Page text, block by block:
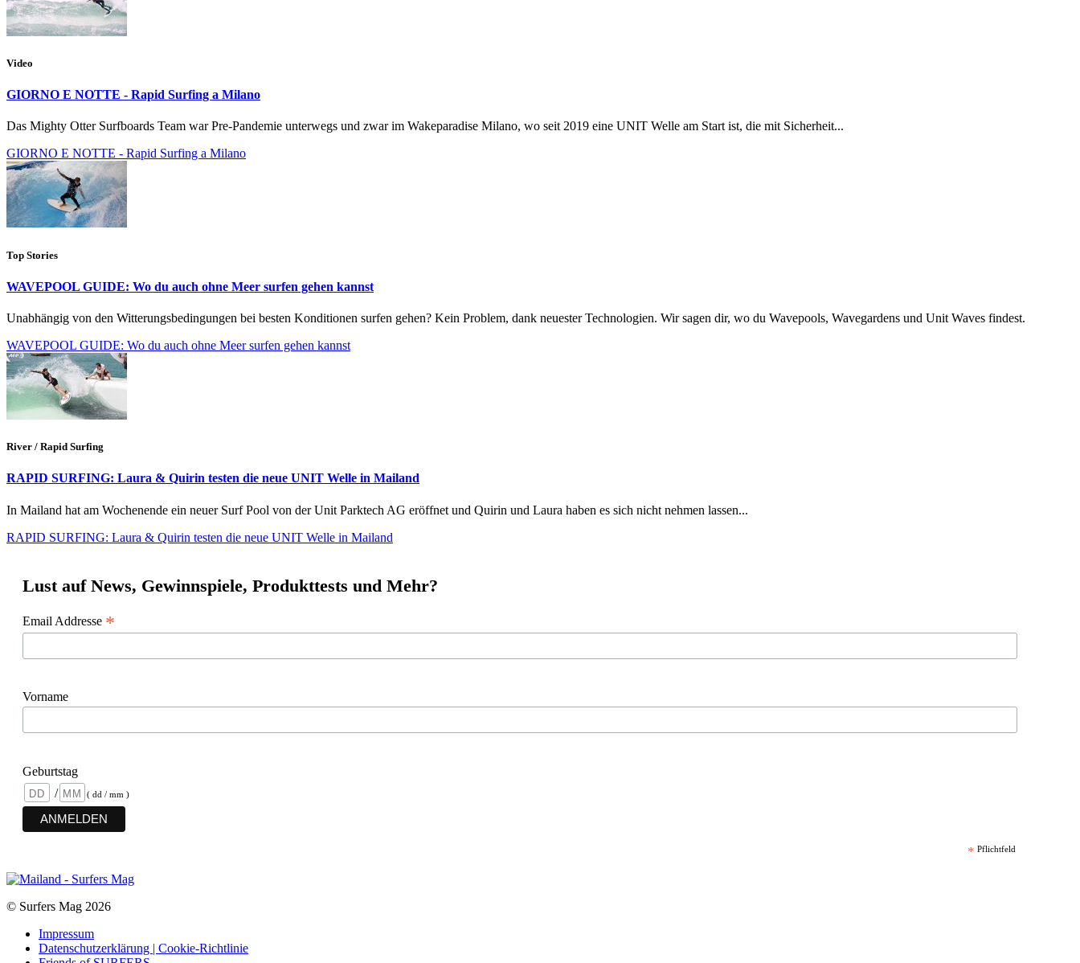
Video
GIORNO E NOTTE - Rapid Surfing a Milano
Das Mighty Otter Surfboards Team war Pre-Pandemie unterwegs und zwar im Wakeparadise Milano, wo seit 2019 eine UNIT Welle am Start ist, die mit Sicherheit...
GIORNO E NOTTE - Rapid Surfing a Milano
Top Stories
WAVEPOOL GUIDE: Wo du auch ohne Meer surfen gehen kannst
Unabhängig von den Witterungsbedingungen bei besten Konditionen surfen gehen? Kein Problem, dank neuester Technologien. Wir sagen dir, wo du Wavepools, Wavegardens und Unit Waves findest.
WAVEPOOL GUIDE: Wo du auch ohne Meer surfen gehen kannst
River / Rapid Surfing
RAPID SURFING: Laura & Quirin testen die neue UNIT Welle in Mailand
In Mailand hat am Wochenende ein neuer Surf Pool von der Unit Parktech AG eröffnet und Quirin und Laura haben es sich nicht nehmen lassen...
RAPID SURFING: Laura & Quirin testen die neue UNIT Welle in Mailand
Lust auf News, Gewinnspiele, Produkttests und Mehr?
Email Addresse *
Vorname
Geburtstag
/
( dd / mm )
* Pflichtfeld
© Surfers Mag 2026
Impressum
Datenschutzerklärung | Cookie-Richtlinie